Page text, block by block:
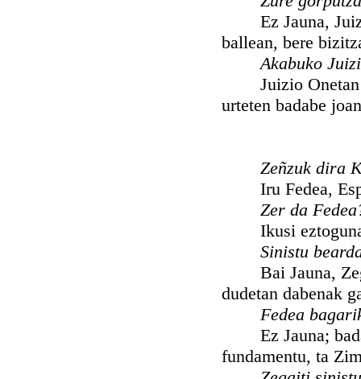
Ez Jauna,
ballean, bere
Akabuko
Juizio Onetan
urteten badabe
Zeñzuk dira
Iru Fedea,
Zer da
Ikusi eztoguna
Sinistu
Bai Jauna,
dudetan dabenak
Fedea
Ez Jauna; bada
fundamentu, ta